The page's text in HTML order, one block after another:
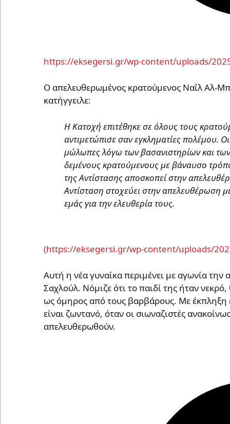
https://eksegersi.gr/wp-content/uploads/
Ο απελευθερωμένος κρατούμενος Ναΐλ Αλ-
κατήγγειλε:
Η Κατοχή επιτέθηκε σε όλους τους
αντιμετώπισε σαν εγκληματίες πολέμου.
μώλωπες λόγω των βασανιστηρίων και
δεμένους κρατούμενους με βάναυσο
της Αντίστασης αποσκοπεί στην
Αντίσταση στοχεύει στην απελευθέρωση
εμάς για την ελευθερία τους.
Aυτή η νέα γυναίκα περιμένει με αγωνία
Σαχλούλ. Νόμιζε ότι το παιδί της ήταν
ως όμηρος από τους βαρβάρους. Με έκπληξη
είναι ζωντανό, όταν οι σιωναζιστές
απελευθερωθούν.